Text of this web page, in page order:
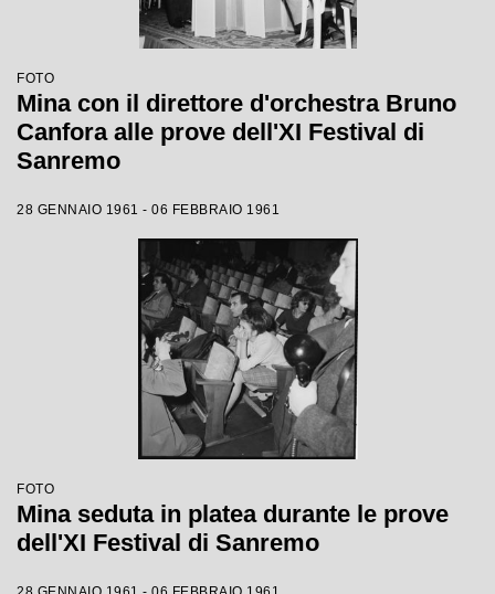
FOTO
Mina con il direttore d'orchestra Bruno
Canfora alle prove dell'XI Festival di
Sanremo
28 GENNAIO 1961 - 06 FEBBRAIO 1961
FOTO
Mina seduta in platea durante le prove
dell'XI Festival di Sanremo